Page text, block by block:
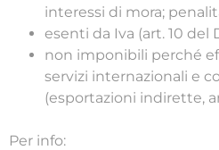
interessi di mora;
esenti da Iva (art. 10 del
non imponibili perché
servizi internazionali e
(esportazioni indirette,
Per info: